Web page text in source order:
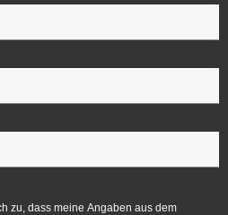
zu, dass meine Angaben aus dem